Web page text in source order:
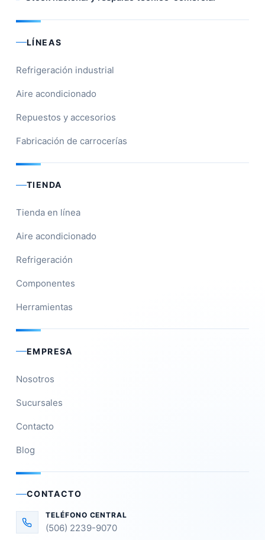
LÍNEAS
Refrigeración industrial
Aire acondicionado
Repuestos y accesorios
Fabricación de carrocerías
TIENDA
Tienda en línea
Aire acondicionado
Refrigeración
Componentes
Herramientas
EMPRESA
Nosotros
Sucursales
Contacto
Blog
CONTACTO
TELÉFONO CENTRAL
(506) 2239-9070